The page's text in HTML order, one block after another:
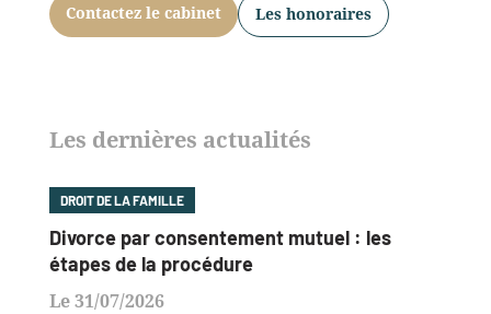
Contactez le cabinet Les honoraires
Les dernières actualités
DROIT DE LA FAMILLE
Divorce par consentement mutuel : les
étapes de la procédure
Le 31/07/2026